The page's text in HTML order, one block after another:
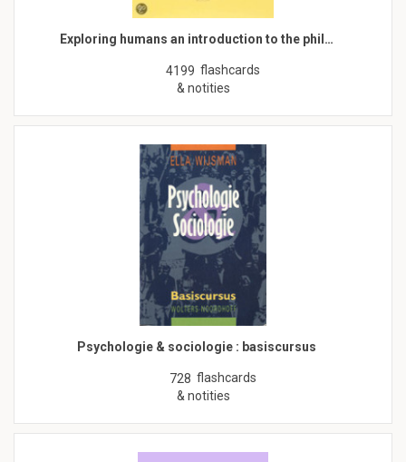
Exploring humans an introduction to the phil…
4199 flashcards
& notities
Psychologie & sociologie : basiscursus
728 flashcards
& notities